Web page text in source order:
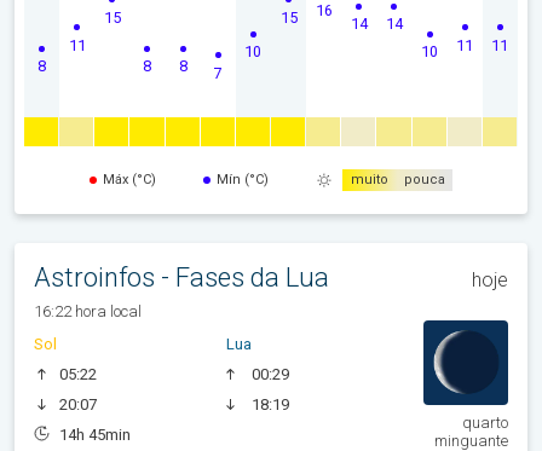
8
11
15
8 8 7
10
15 16
14 14
10 11 11
Máx (°C) Mín (°C) muito pouca
Astroinfos - Fases da Lua hoje
16:22 hora local
Sol
05:22
20:07
14h 45min
Lua
00:29
18:19
quarto
minguante